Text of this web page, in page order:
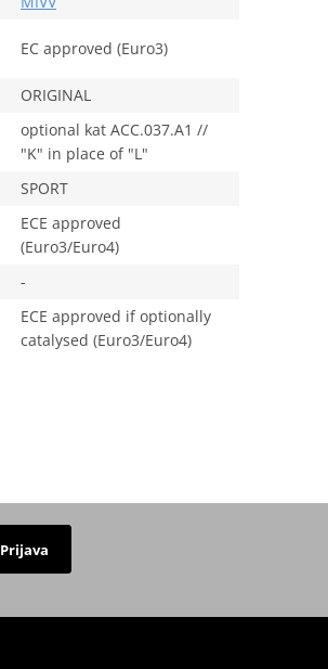
EC approved (Euro3)
ORIGINAL
optional kat ACC.037.A1 //
"K" in place of "L"
SPORT
ECE approved
(Euro3/Euro4)
-
ECE approved if optionally
catalysed (Euro3/Euro4)
Prijava